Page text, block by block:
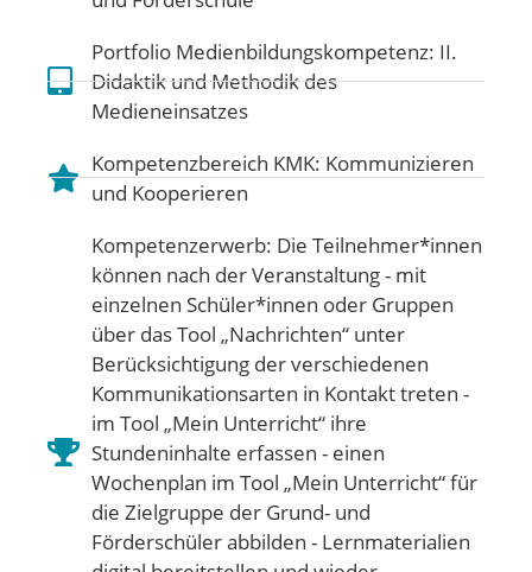
Portfolio Medienbildungskompetenz: II.
Didaktik und Methodik des
Medieneinsatzes
Kompetenzbereich KMK: Kommunizieren
und Kooperieren
Kompetenzerwerb: Die Teilnehmer*innen
können nach der Veranstaltung - mit
einzelnen Schüler*innen oder Gruppen
über das Tool „Nachrichten“ unter
Berücksichtigung der verschiedenen
Kommunikationsarten in Kontakt treten -
im Tool „Mein Unterricht“ ihre
Stundeninhalte erfassen - einen
Wochenplan im Tool „Mein Unterricht“ für
die Zielgruppe der Grund- und
Förderschüler abbilden - Lernmaterialien